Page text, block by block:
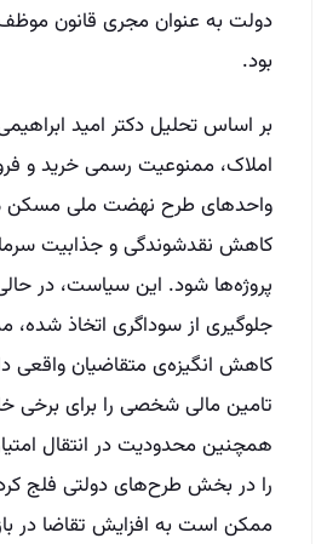
دولت به عنوان مجری قانون
بود.
بر اساس تحلیل دکتر امید
املاک، ممنوعیت رسمی خرید و
واحدهای طرح نهضت ملی مسکن
کاهش نقدشوندگی و جذابیت
پروژه‌ها شود. این سیاست، در
جلوگیری از سوداگری اتخاذ
کاهش انگیزه‌ی متقاضیان واقعی
تامین مالی شخصی را برای برخی
همچنین محدودیت در انتقال
را در بخش طرح‌های دولتی فلج
ممکن است به افزایش تقاضا در